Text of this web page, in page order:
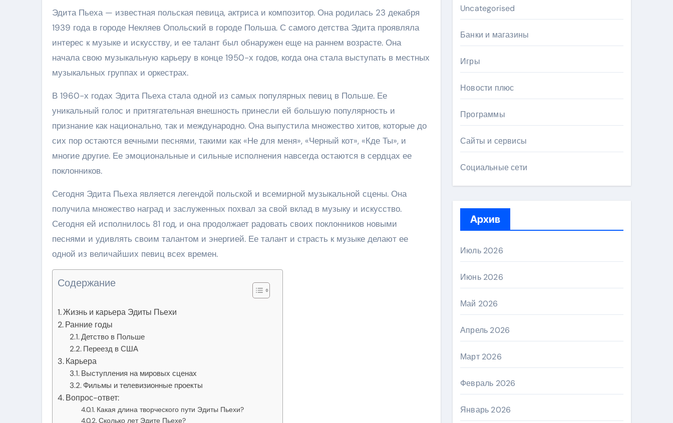
Эдита Пьеха — известная польская певица, актриса и композитор. Она родилась 23 декабря
1939 года в городе Некляев Опольский в городе Польша. С самого детства Эдита проявляла
интерес к музыке и искусству, и ее талант был обнаружен еще на раннем возрасте. Она
начала свою музыкальную карьеру в конце 1950-х годов, когда она стала выступать в местных
музыкальных группах и оркестрах.
В 1960-х годах Эдита Пьеха стала одной из самых популярных певиц в Польше. Ее
уникальный голос и притягательная внешность принесли ей большую популярность и
признание как национально, так и международно. Она выпустила множество хитов, которые до
сих пор остаются вечными песнями, такими как «Не для меня», «Черный кот», «Кде Ты», и
многие другие. Ее эмоциональные и сильные исполнения навсегда остаются в сердцах ее
поклонников.
Сегодня Эдита Пьеха является легендой польской и всемирной музыкальной сцены. Она
получила множество наград и заслуженных похвал за свой вклад в музыку и искусство.
Сегодня ей исполнилось 81 год, и она продолжает радовать своих поклонников новыми
песнями и удивлять своим талантом и энергией. Ее талант и страсть к музыке делают ее
одной из величайших певиц всех времен.
Содержание
Жизнь и карьера Эдиты Пьехи
Ранние годы
Детство в Польше
Переезд в США
Карьера
Выступления на мировых сценах
Фильмы и телевизионные проекты
Вопрос-ответ:
Какая длина творческого пути Эдиты Пьехи?
Сколько лет Эдите Пьехе?
Uncategorised
Банки и магазины
Игры
Новости плюс
Программы
Сайты и сервисы
Социальные сети
Архив
Июль 2026
Июнь 2026
Май 2026
Апрель 2026
Март 2026
Февраль 2026
Январь 2026